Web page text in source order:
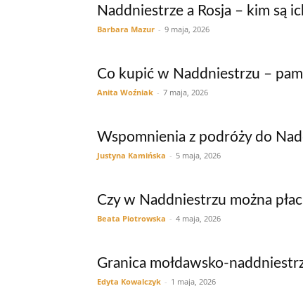
Naddniestrze a Rosja – kim są
Barbara Mazur - 9 maja, 2026
Co kupić w Naddniestrzu –
Anita Woźniak - 7 maja, 2026
Wspomnienia z podróży do
Justyna Kamińska - 5 maja, 2026
Czy w Naddniestrzu można
Beata Piotrowska - 4 maja, 2026
Granica mołdawsko-
Edyta Kowalczyk - 1 maja, 2026